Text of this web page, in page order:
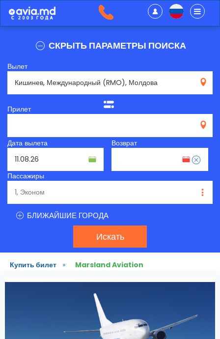
СКРЫТЬ ПАРАМЕТРЫ ПОИСКА
Вылет
Прилет
Дата вылета Возврат
Пассажиры
БЛИЖАЙШИЕ ГОРОДА
Искать
Купить билет » Marsland Aviation